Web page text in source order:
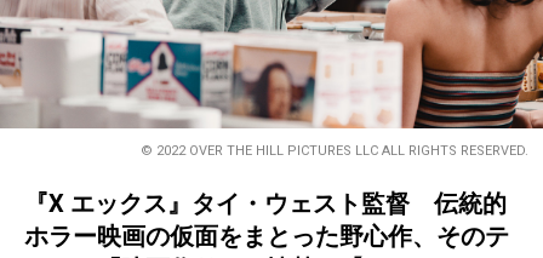
© 2022 OVER THE HILL PICTURES LLC ALL RIGHTS RESERVED.
『X エックス』タイ・ウェスト監督 伝統的
ホラー映画の仮面をまとった野心作、そのテ